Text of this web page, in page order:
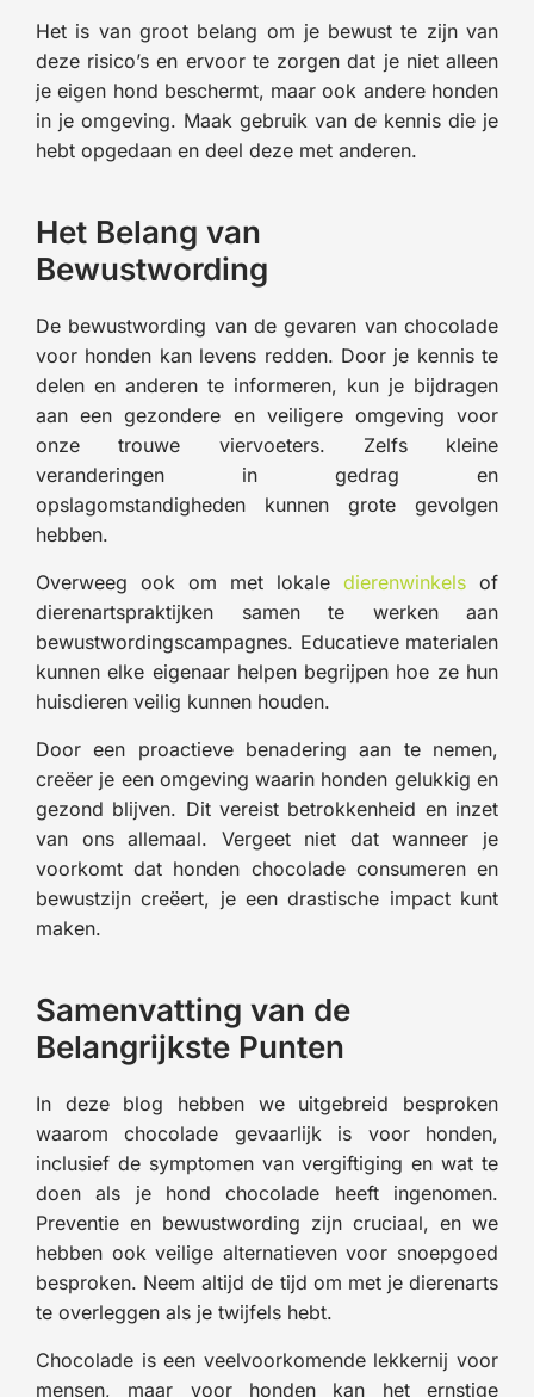
Het is van groot belang om je bewust te zijn van
deze risico’s en ervoor te zorgen dat je niet alleen
je eigen hond beschermt, maar ook andere honden
in je omgeving. Maak gebruik van de kennis die je
hebt opgedaan en deel deze met anderen.
Het Belang van
Bewustwording
De bewustwording van de gevaren van chocolade
voor honden kan levens redden. Door je kennis te
delen en anderen te informeren, kun je bijdragen
aan een gezondere en veiligere omgeving voor
onze trouwe viervoeters. Zelfs kleine
veranderingen in gedrag en
opslagomstandigheden kunnen grote gevolgen
hebben.
Overweeg ook om met lokale dierenwinkels of
dierenartspraktijken samen te werken aan
bewustwordingscampagnes. Educatieve materialen
kunnen elke eigenaar helpen begrijpen hoe ze hun
huisdieren veilig kunnen houden.
Door een proactieve benadering aan te nemen,
creëer je een omgeving waarin honden gelukkig en
gezond blijven. Dit vereist betrokkenheid en inzet
van ons allemaal. Vergeet niet dat wanneer je
voorkomt dat honden chocolade consumeren en
bewustzijn creëert, je een drastische impact kunt
maken.
Samenvatting van de
Belangrijkste Punten
In deze blog hebben we uitgebreid besproken
waarom chocolade gevaarlijk is voor honden,
inclusief de symptomen van vergiftiging en wat te
doen als je hond chocolade heeft ingenomen.
Preventie en bewustwording zijn cruciaal, en we
hebben ook veilige alternatieven voor snoepgoed
besproken. Neem altijd de tijd om met je dierenarts
te overleggen als je twijfels hebt.
Chocolade is een veelvoorkomende lekkernij voor
mensen, maar voor honden kan het ernstige